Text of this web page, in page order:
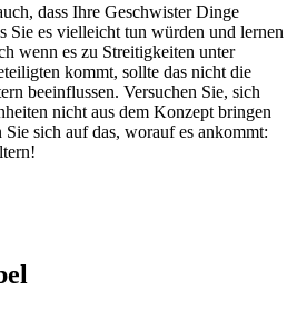
dass Ihre Geschwister Dinge
Sie es vielleicht tun würden und lernen
wenn es zu Streitigkeiten unter
kommt, sollte das nicht die
beeinflussen. Versuchen Sie, sich
nicht aus dem Konzept bringen
sich auf das, worauf es ankommt: